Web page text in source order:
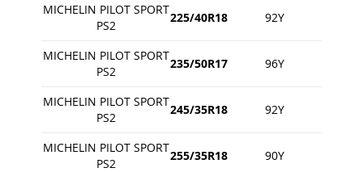
MICHELIN PILOT SPORT
PS2
225/40R18 92Y
MICHELIN PILOT SPORT
PS2
235/50R17 96Y
MICHELIN PILOT SPORT
PS2
245/35R18 92Y
MICHELIN PILOT SPORT
PS2
255/35R18 90Y